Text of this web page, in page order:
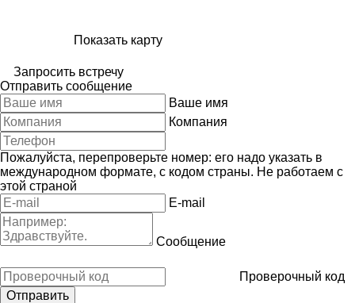
Показать карту
Запросить встречу
Отправить сообщение
Ваше имя
Компания
Пожалуйста, перепроверьте номер: его надо указать в
международном формате, с кодом страны. Не работаем с
этой страной
E-mail
Сообщение
Проверочный код